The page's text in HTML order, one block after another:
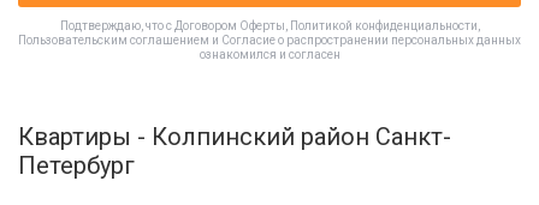
Подтверждаю, что с Договором Оферты Политикой конфиденциальности
Пользовательским соглашением и Согласие о распространении персональных данных
ознакомился и согласен
Квартиры - Колпинский район Санкт-
Петербург